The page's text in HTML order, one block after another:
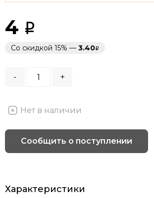
4
Со скидкой 15% — 3.40
- +
Нет в наличии
Сообщить о поступлении
Характеристики